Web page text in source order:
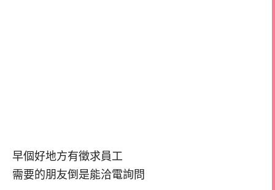
早個好地方有徵求員工
需要的朋友倒是能洽電詢問